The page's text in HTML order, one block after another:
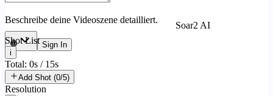
Soar2 AI
Sign In
Beschreibe deine Videoszene detailliert.
Shot List
i
Total: 0s / 15s
Add Shot (0/5)
Resolution